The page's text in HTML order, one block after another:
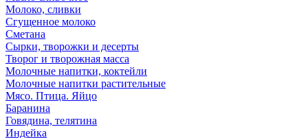
Молоко, сливки
Сгущенное молоко
Сметана
Сырки, творожки и десерты
Творог и творожная масса
Молочные напитки, коктейли
Молочные напитки растительные
Мясо. Птица. Яйцо
Баранина
Говядина, телятина
Индейка